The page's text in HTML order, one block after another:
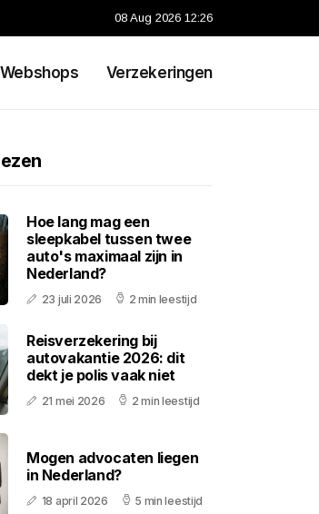
08 Aug 2026 12:26
Webshops Verzekeringen
Hoe lang mag een
sleepkabel tussen twee
auto's maximaal zijn in
Nederland?
23 juli 2026 2 min leestijd
Reisverzekering bij
autovakantie 2026: dit
dekt je polis vaak niet
21 mei 2026 2 min leestijd
Mogen advocaten liegen
in Nederland?
18 april 2026 5 min leestijd